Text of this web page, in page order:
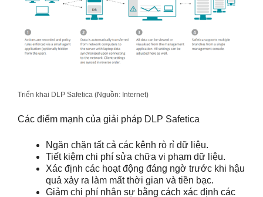
Triển khai DLP Safetica (Nguồn: Internet)
Các điểm mạnh của giải pháp DLP Safetica
Ngăn chặn tất cả các kênh rò rỉ dữ liệu.
Tiết kiệm chi phí sửa chữa vi phạm dữ liệu.
Xác định các hoạt động đáng ngờ trước khi hậu
quả xảy ra làm mất thời gian và tiền bạc.
Giảm chi phí nhân sự bằng cách xác định các